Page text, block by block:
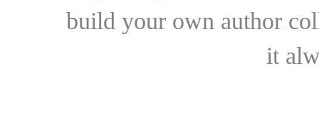
build your own author
it